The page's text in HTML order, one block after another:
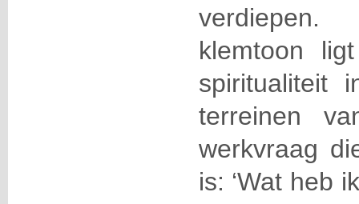
klemtoon
spiritualiteit
terreinen
werkvraag
is: ‘Wat heb